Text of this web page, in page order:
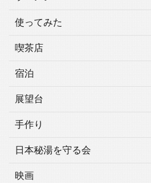
使ってみた
喫茶店
宿泊
展望台
手作り
日本秘湯を守る会
映画